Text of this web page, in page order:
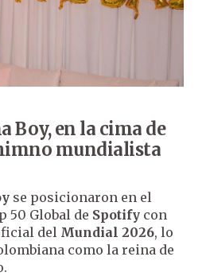
Boy, en la cima de
mundialista
se posicionaron en el
50 Global de Spotify con
del Mundial 2026, lo
como la reina de